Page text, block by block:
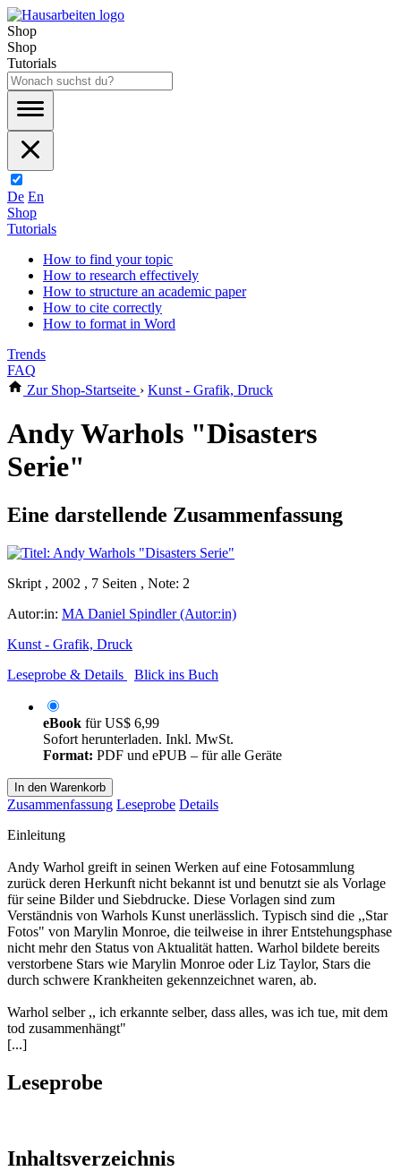
Shop
Shop
Tutorials
De En
Shop
Tutorials
How to find your topic
How to research effectively
How to structure an academic paper
How to cite correctly
How to format in Word
Trends
FAQ
Zur Shop-Startseite › Kunst - Grafik, Druck
Andy Warhols "Disasters
Serie"
Eine darstellende Zusammenfassung
Skript , 2002 , 7 Seiten , Note: 2
Autor:in: MA Daniel Spindler (Autor:in)
Kunst - Grafik, Druck
Leseprobe & Details
Blick ins Buch
eBook fürUS$ 6,99
Sofort herunterladen. Inkl. MwSt.
Format: PDF und ePUB – für alle Geräte
In den Warenkorb
Zusammenfassung Leseprobe Details
Einleitung
Andy Warhol greift in seinen Werken auf eine Fotosammlung
zurück deren Herkunft nicht bekannt ist und benutzt sie als Vorlage
für seine Bilder und Siebdrucke. Diese Vorlagen sind zum
Verständnis von Warhols Kunst unerlässlich. Typisch sind die ,,Star
Fotos" von Marylin Monroe, die teilweise in ihrer Entstehungsphase
nicht mehr den Status von Aktualität hatten. Warhol bildete bereits
verstorbene Stars wie Marylin Monroe oder Liz Taylor, Stars die
durch schwere Krankheiten gekennzeichnet waren, ab.
Warhol selber ,, ich erkannte selber, dass alles, was ich tue, mit dem
tod zusammenhängt"
[...]
Leseprobe
Inhaltsverzeichnis